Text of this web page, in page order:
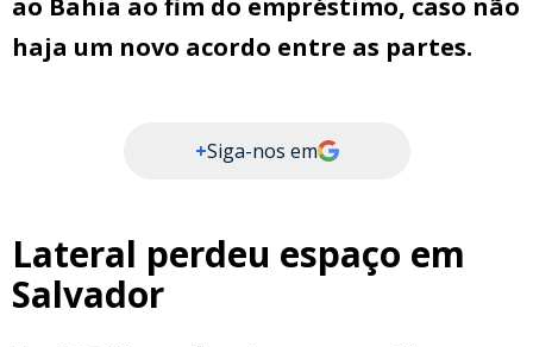
ao Bahia ao fim do empréstimo, caso não
haja um novo acordo entre as partes.
+Siga-nos em
Lateral perdeu espaço em
Salvador